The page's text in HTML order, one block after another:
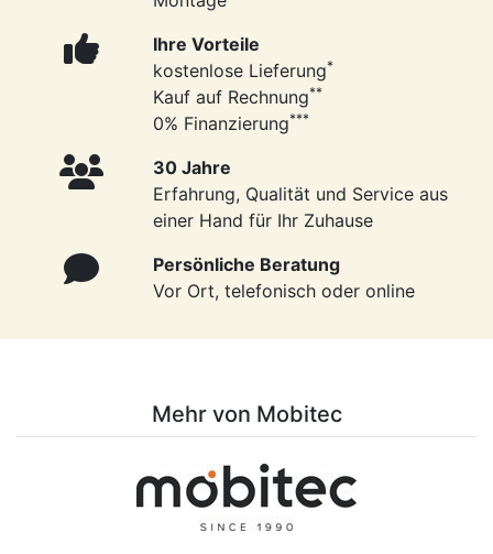
Ihre Vorteile
kostenlose Lieferung*
Kauf auf Rechnung**
0% Finanzierung***
30 Jahre
Erfahrung, Qualität und Service aus
einer Hand für Ihr Zuhause
Persönliche Beratung
Vor Ort, telefonisch oder online
Mehr von Mobitec